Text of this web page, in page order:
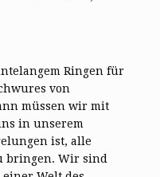
Ringen für
von
müssen wir mit
in unserem
ist, alle
bringen. Wir sind